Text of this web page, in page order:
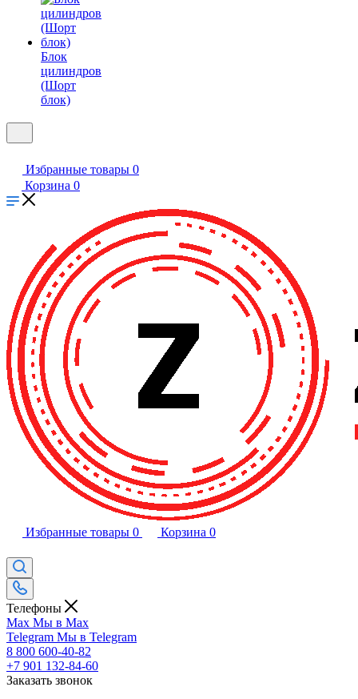
Блок
цилиндров
(Шорт
блок)
Избранные товары 0
Корзина 0
Избранные товары 0 Корзина 0
Телефоны
Max Мы в Max
Telegram Мы в Telegram
8 800 600-40-82
+7 901 132-84-60
Заказать звонок